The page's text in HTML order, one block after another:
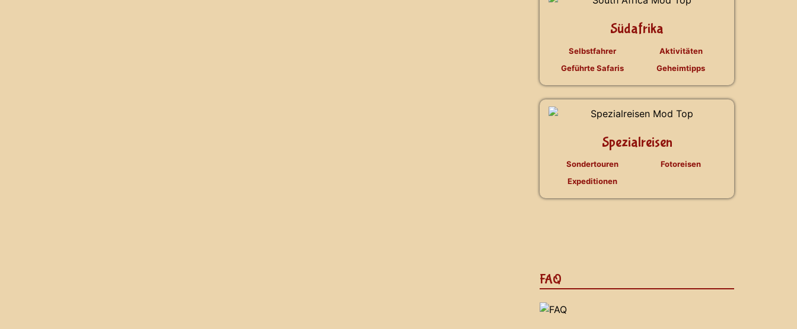
Südafrika
Selbstfahrer
Geführte Safaris
Aktivitäten
Geheimtipps
Spezialreisen
Sondertouren
Expeditionen
Fotoreisen
FAQ